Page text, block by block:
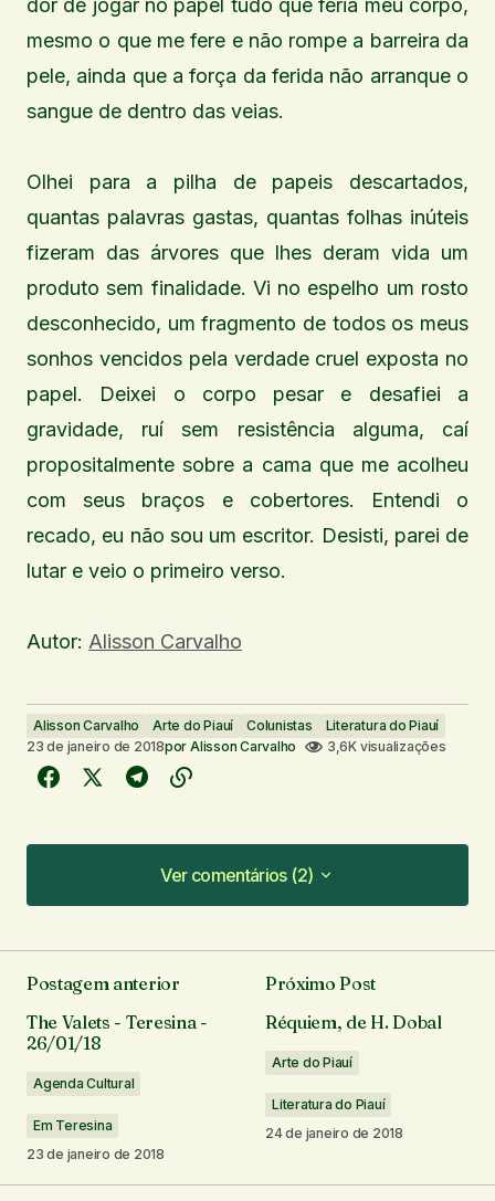
dor de jogar no papel tudo que feria meu corpo,
mesmo o que me fere e não rompe a barreira da
pele, ainda que a força da ferida não arranque o
sangue de dentro das veias.
Olhei para a pilha de papeis descartados,
quantas palavras gastas, quantas folhas inúteis
fizeram das árvores que lhes deram vida um
produto sem finalidade. Vi no espelho um rosto
desconhecido, um fragmento de todos os meus
sonhos vencidos pela verdade cruel exposta no
papel. Deixei o corpo pesar e desafiei a
gravidade, ruí sem resistência alguma, caí
propositalmente sobre a cama que me acolheu
com seus braços e cobertores. Entendi o
recado, eu não sou um escritor. Desisti, parei de
lutar e veio o primeiro verso.
Autor: Alisson Carvalho
Alisson Carvalho Arte do Piauí Colunistas
Literatura do Piauí
23 de janeiro de 2018por Alisson Carvalho 3,6K visualizações
Ver comentários (2)
Ver comentários (2)
Muito bom o texto.
Bosco Ferreira
24 de janeiro de 2018 em 08:07
Fantástico, meu amigo.
Lorrana Lima
22 de agosto de 2018 em 00:30
Postagem anterior
The Valets - Teresina -
26/01/18
Agenda Cultural
Em Teresina
23 de janeiro de 2018
Próximo Post
Réquiem, de H. Dobal
Arte do Piauí
Literatura do Piauí
24 de janeiro de 2018